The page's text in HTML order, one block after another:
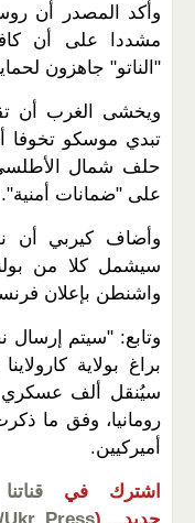
وأكد المصدر أن
مشددا على أن
"الناتو" جاهزون
ويخشى الغرب أن
تبدي موسكو تخوفا
حلف شمال الأطلسي
على "ضمانات أمنية".
وأضاف كيربي أن
سيشمل كلا من
واشنطن بإعلان
وتابع: "سيتم
براغ بولاية
سيُنقل ألف عسكري
رومانيا، وفق ما
أميركيين.
اشترك في